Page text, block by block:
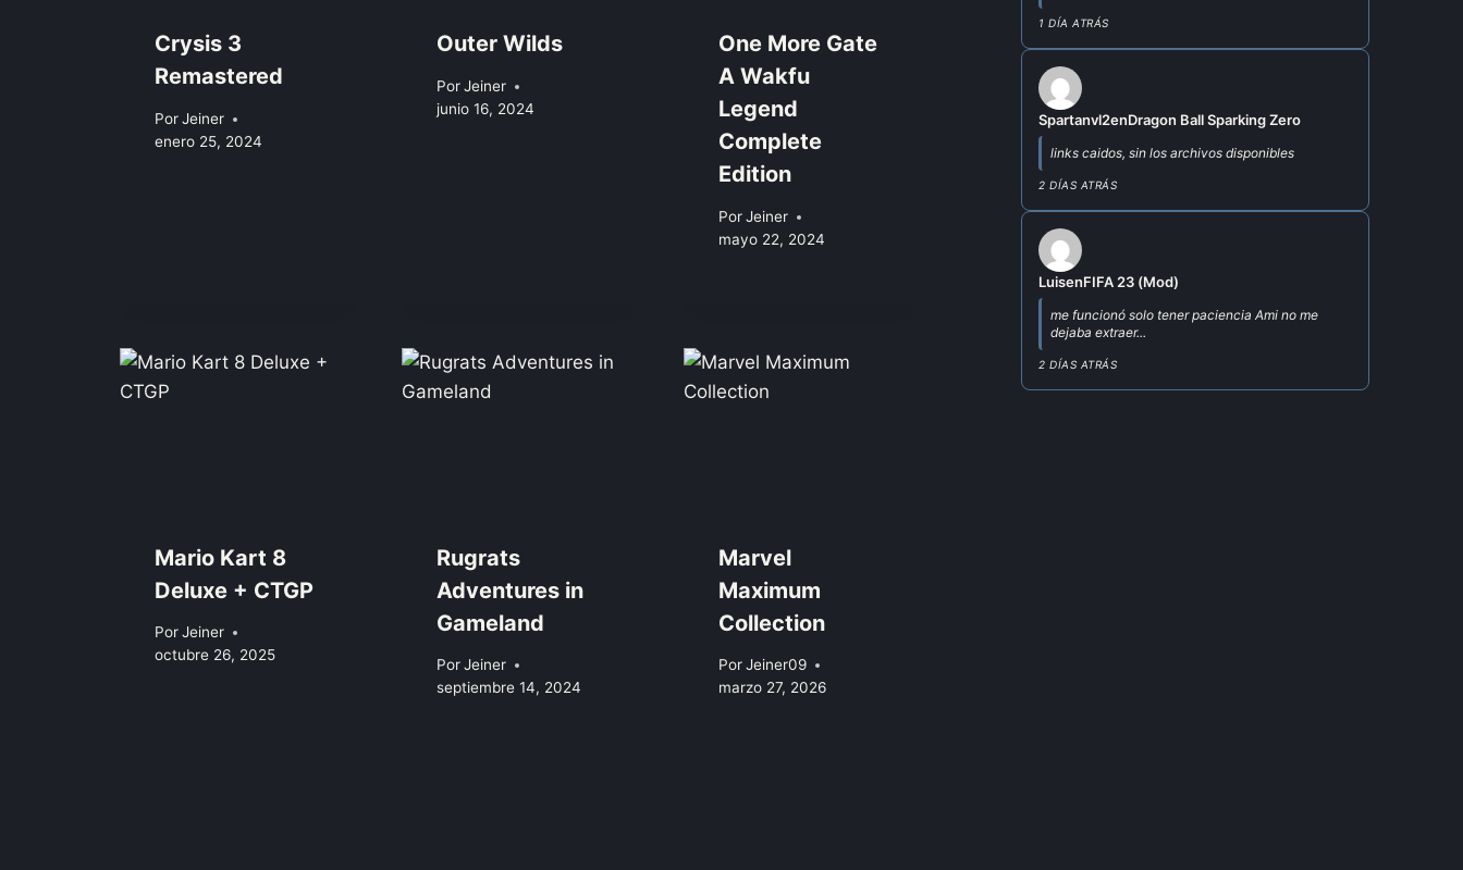
Crysis 3
Remastered
PorJeiner
enero 25, 2024
Outer Wilds
Por Jeiner
junio 16, 2024
One More Gate
A Wakfu
Legend
Complete
Edition
Por Jeiner
mayo 22, 2024
Mario Kart 8
Deluxe + CTGP
PorJeiner
octubre 26, 2025
Rugrats
Adventures in
Gameland
Por Jeiner
septiembre 14, 2024
Marvel
Maximum
Collection
Por Jeiner09
marzo 27, 2026
1 DÍA ATRÁS
Spartanvl2enDragon Ball Sparking Zero
links caidos, sin los archivos disponibles
2 DÍAS ATRÁS
LuisenFIFA 23 (Mod)
me funcionó solo tener paciencia Ami no me
dejaba extraer...
2 DÍAS ATRÁS